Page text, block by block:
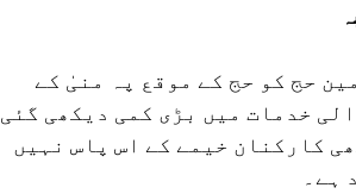
پہ گئے ہوئے تقریباً70 فیصد عازمین حج کو حج کے موقع پہ منیٰ کے
خدمات میں بڑی کمی دیکھی گئی
کارکنان خیمے کے اس پاس نہیں
ہے۔